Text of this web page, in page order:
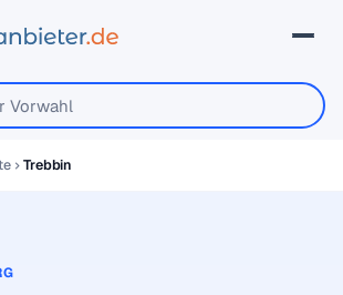
Trebbin